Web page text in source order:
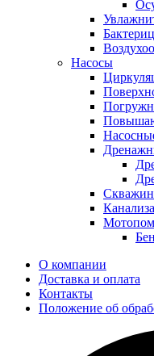
Насосы
О компании
Доставка и оплата
Контакты
Положение об